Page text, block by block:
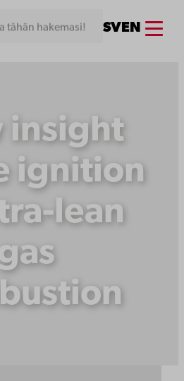
tähän hakemasi! SVEN Menu
insight
ignition
lean